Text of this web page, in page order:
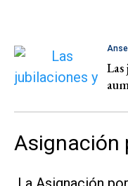
Las
Asignación